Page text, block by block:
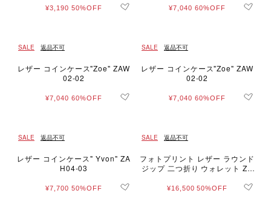
¥3,190 50%OFF ¥7,040 60%OFF
SALE 返品不可
レザー コインケース"Zoe" ZAW
02-02
¥7,040 60%OFF
SALE 返品不可
レザー コインケース"Zoe" ZAW
02-02
¥7,040 60%OFF
SALE 返品不可
レザー コインケース" Yvon" ZA
H04-03
¥7,700 50%OFF
SALE 返品不可
フォトプリント レザー ラウンド
ジップ 二つ折り ウォレット ZA
¥16,500 50%OFF